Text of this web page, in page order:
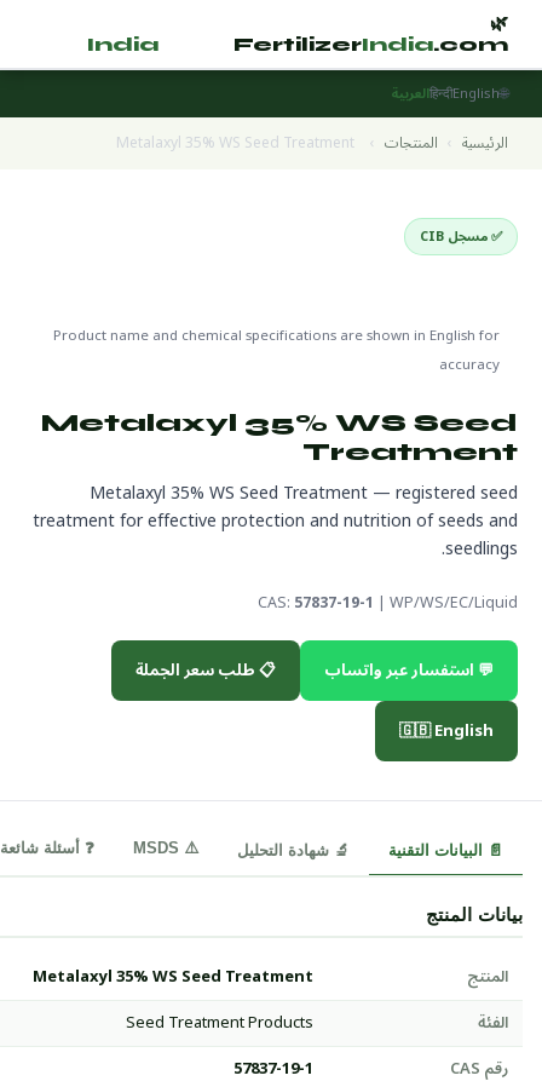
🌿
FertilizerIndia.com
India
🌐
English
हिन्दीالعربية
الرئيسية › المنتجات ›
Metalaxyl 35% WS Seed Treatment
✅ مسجل CIB
Product name and chemical specifications are shown in English for
accuracy
Metalaxyl 35% WS Seed
Treatment
Metalaxyl 35% WS Seed Treatment — registered seed
treatment for effective protection and nutrition of seeds and
seedlings.
CAS:57837-19-1 | WP/WS/EC/Liquid
💬 استفسار عبر واتساب
📋 طلب سعر الجملة
🇬🇧 English
📄 البيانات التقنية 🔬 شهادة التحليل ⚠️ MSDS ❓ أسئلة شائعة
بيانات المنتج
المنتج
Metalaxyl 35% WS Seed Treatment
الفئة
Seed Treatment Products
رقم CAS
57837-19-1